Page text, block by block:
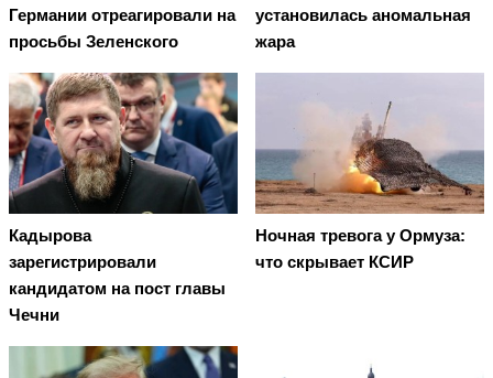
Германии отреагировали на
просьбы Зеленского
установилась аномальная
жара
Кадырова
зарегистрировали
кандидатом на пост главы
Чечни
Ночная тревога у Ормуза:
что скрывает КСИР